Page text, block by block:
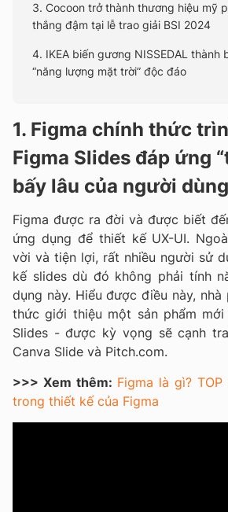
3. Cocoon trở thành thương hiệu mỹ
thắng đậm tại lễ trao giải BSI 2024
4. IKEA biến gương NISSEDAL thành
“năng lượng mặt trời” độc đáo
1. Figma chính thức
Figma Slides đáp ứng
bấy lâu của người dùng
Figma được ra đời và được biết
ứng dụng để thiết kế UX-UI.
vời và tiện lợi, rất nhiều người sử
kế slides dù đó không phải tính
dụng này. Hiểu được điều này,
thức giới thiệu một sản phẩm
Slides - được kỳ vọng sẽ cạnh
Canva Slide và Pitch.com.
>>> Xem thêm: Figma là gì?
trong thiết kế của Figma